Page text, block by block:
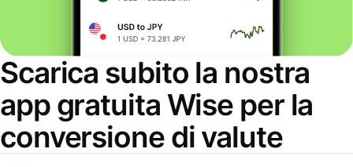
Scarica subito la nostra
app gratuita Wise per la
conversione di valute